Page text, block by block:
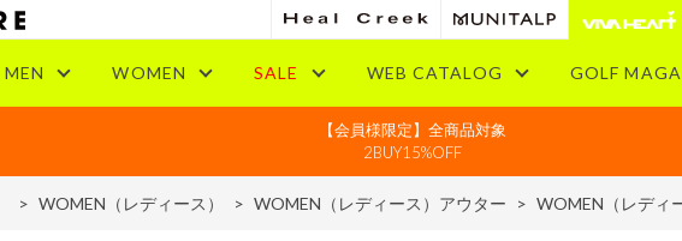
MEN WOMEN SALE WEB CATALOG GOLF
【会員様限定】全商品対象
2BUY15%OFF
> WOMEN（レディース） > WOMEN（レディース）アウター > WOMEN（レディ